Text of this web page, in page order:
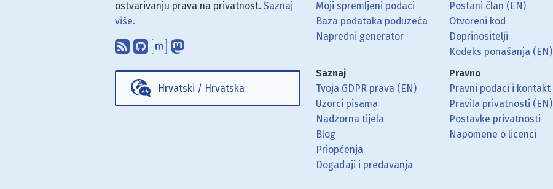
ostvarivanju prava na privatnost. Saznaj
više.
Pretplati se na naš blog koristeći RSS čitač.
Pronađi nas na GitHubu.
Raspravljaj s nama putem Matrixa.
Prati nas na Mastodonu.
Hrvatski / Hrvatska
Moji spremljeni podaci
Baza podataka poduzeća
Napredni generator
Postani član (EN)
Otvoreni kod
Doprinositelji
Kodeks ponašanja (EN)
Saznaj
Tvoja GDPR prava (EN)
Uzorci pisama
Nadzorna tijela
Blog
Priopćenja
Događaji i predavanja
Pravno
Pravni podaci i kontakt
Pravila privatnosti (EN)
Postavke privatnosti
Napomene o licenci